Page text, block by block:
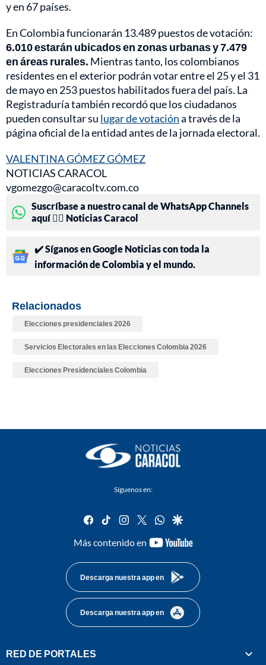
y en 67 países.
En Colombia funcionarán 13.489 puestos de votación:
6.010 estarán ubicados en zonas urbanas y 7.479
en áreas rurales. Mientras tanto, los colombianos
residentes en el exterior podrán votar entre el 25 y el 31
de mayo en 253 puestos habilitados fuera del país. La
Registraduría también recordó que los ciudadanos
pueden consultar su lugar de votacióna través de la
página oficial de la entidad antes de la jornada electoral.
VALENTINA GÓMEZ GÓMEZ
NOTICIAS CARACOL
vgomezgo@caracoltv.com.co
Suscríbase a nuestro canal de WhatsApp Channels
aquí 👉🏻 Noticias Caracol
✔️ Síganos en Google Noticias con toda la
información de Colombia y el mundo.
Relacionados
Elecciones presidenciales 2026
Servicios Electorales en las Elecciones Colombia 2026
Elecciones Presidenciales Colombia
Síguenos en:
facebook
tiktok instagram
twitterwhatsapp
google
Más contenido en
youtube-
Descarga nuestra app en
Descarga nuestra app en
RED DE PORTALES